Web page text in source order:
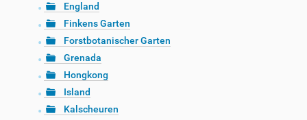
England
Finkens Garten
Forstbotanischer Garten
Grenada
Hongkong
Island
Kalscheuren